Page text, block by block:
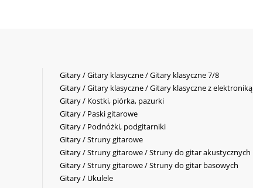
Gitary / Gitary klasyczne / Gitary klasyczne 7/8
Gitary / Gitary klasyczne / Gitary klasyczne z elektroniką
Gitary / Kostki, piórka, pazurki
Gitary / Paski gitarowe
Gitary / Podnóżki, podgitarniki
Gitary / Struny gitarowe
Gitary / Struny gitarowe / Struny do gitar akustycznych
Gitary / Struny gitarowe / Struny do gitar basowych
Gitary / Ukulele